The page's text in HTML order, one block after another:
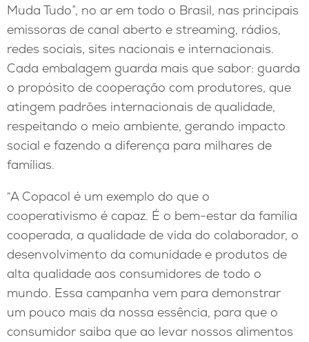
Muda Tudo”, no ar em todo o Brasil, nas principais
emissoras de canal aberto e streaming, rádios,
redes sociais, sites nacionais e internacionais.
Cada embalagem guarda mais que sabor: guarda
o propósito de cooperação com produtores, que
atingem padrões internacionais de qualidade,
respeitando o meio ambiente, gerando impacto
social e fazendo a diferença para milhares de
famílias.
“A Copacol é um exemplo do que o
cooperativismo é capaz. É o bem-estar da família
cooperada, a qualidade de vida do colaborador, o
desenvolvimento da comunidade e produtos de
alta qualidade aos consumidores de todo o
mundo. Essa campanha vem para demonstrar
um pouco mais da nossa essência, para que o
consumidor saiba que ao levar nossos alimentos